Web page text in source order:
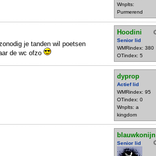
Wnplts:
Purmerend
Hoodini
Senior lid
WMRindex: 380
OTindex: 5
je tanden wil poetsen
de wc ofzo
dyprop
Actief lid
WMRindex: 95
OTindex: 0
Wnplts: a
kingdom
blauwkonijn
Senior lid